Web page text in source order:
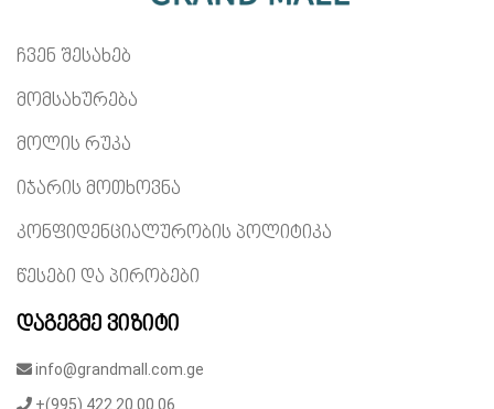
ჩვენ შესახებ
მომსახურება
მოლის რუკა
იჯარის მოთხოვნა
კონფიდენციალურობის პოლიტიკა
წესები და პირობები
დაგეგმე ვიზიტი
info@grandmall.com.ge
+(995) 422 20 00 06